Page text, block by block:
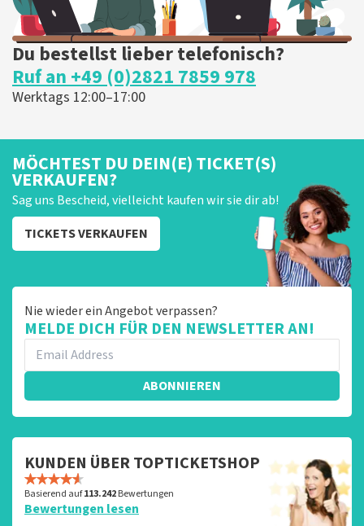
Du bestellst lieber telefonisch?
Ruf an +49 (0)2821 7859 978
Werktags 12:00–17:00
MÖCHTEST DU DEIN(E) TICKET(S)
VERKAUFEN?
Sag uns Bescheid, vielleicht kaufen wir sie dir ab!
TICKETS VERKAUFEN
Nie wieder ein Angebot verpassen?
MELDE DICH FÜR DEN NEWSLETTER AN!
ABONNIEREN
KUNDEN ÜBER TOPTICKETSHOP
Basierend auf113.242Bewertungen
Bewertungen lesen